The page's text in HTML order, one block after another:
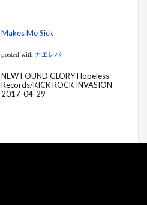
Makes Me Sick
posted with カエレバ
NEW FOUND GLORY Hopeless
Records/KICK ROCK INVASION
2017-04-29